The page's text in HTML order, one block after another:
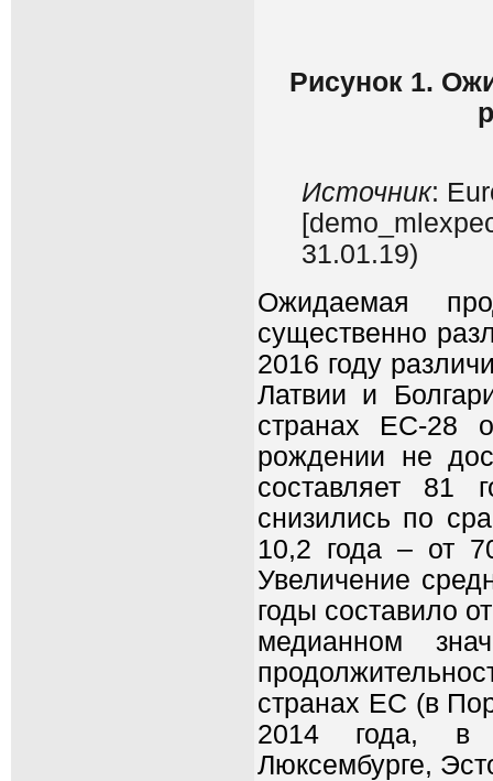
Рисунок 1.
Источник:
31.01.19)
Ожидаемая
существенно
2016 году
Латвии и
странах ЕС-28
рождении не
составляет 81
снизились по
10,2 года – от
Увеличение
годы составило
медианном
странах ЕС (в
2014 года, в
Люксембурге,